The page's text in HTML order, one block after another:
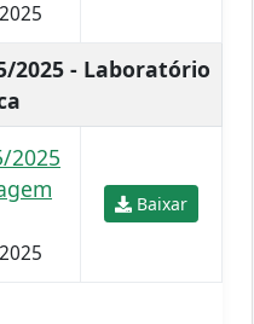
2025 - Laboratório
2025
Baixar